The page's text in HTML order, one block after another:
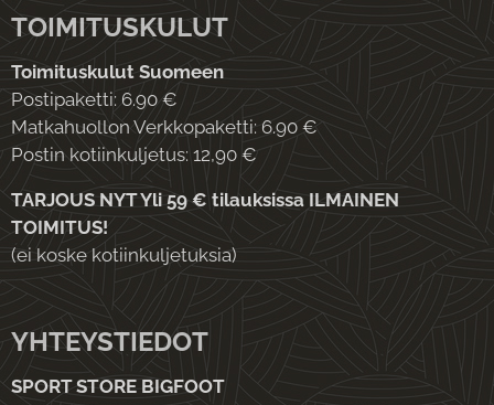
TOIMITUSKULUT
Toimituskulut Suomeen
Postipaketti: 6.90 €
Matkahuollon Verkkopaketti: 6.90 €
Postin kotiinkuljetus: 12,90 €
TARJOUS NYT Yli 59 € tilauksissa ILMAINEN
TOIMITUS!
(ei koske kotiinkuljetuksia)
YHTEYSTIEDOT
SPORT STORE BIGFOOT